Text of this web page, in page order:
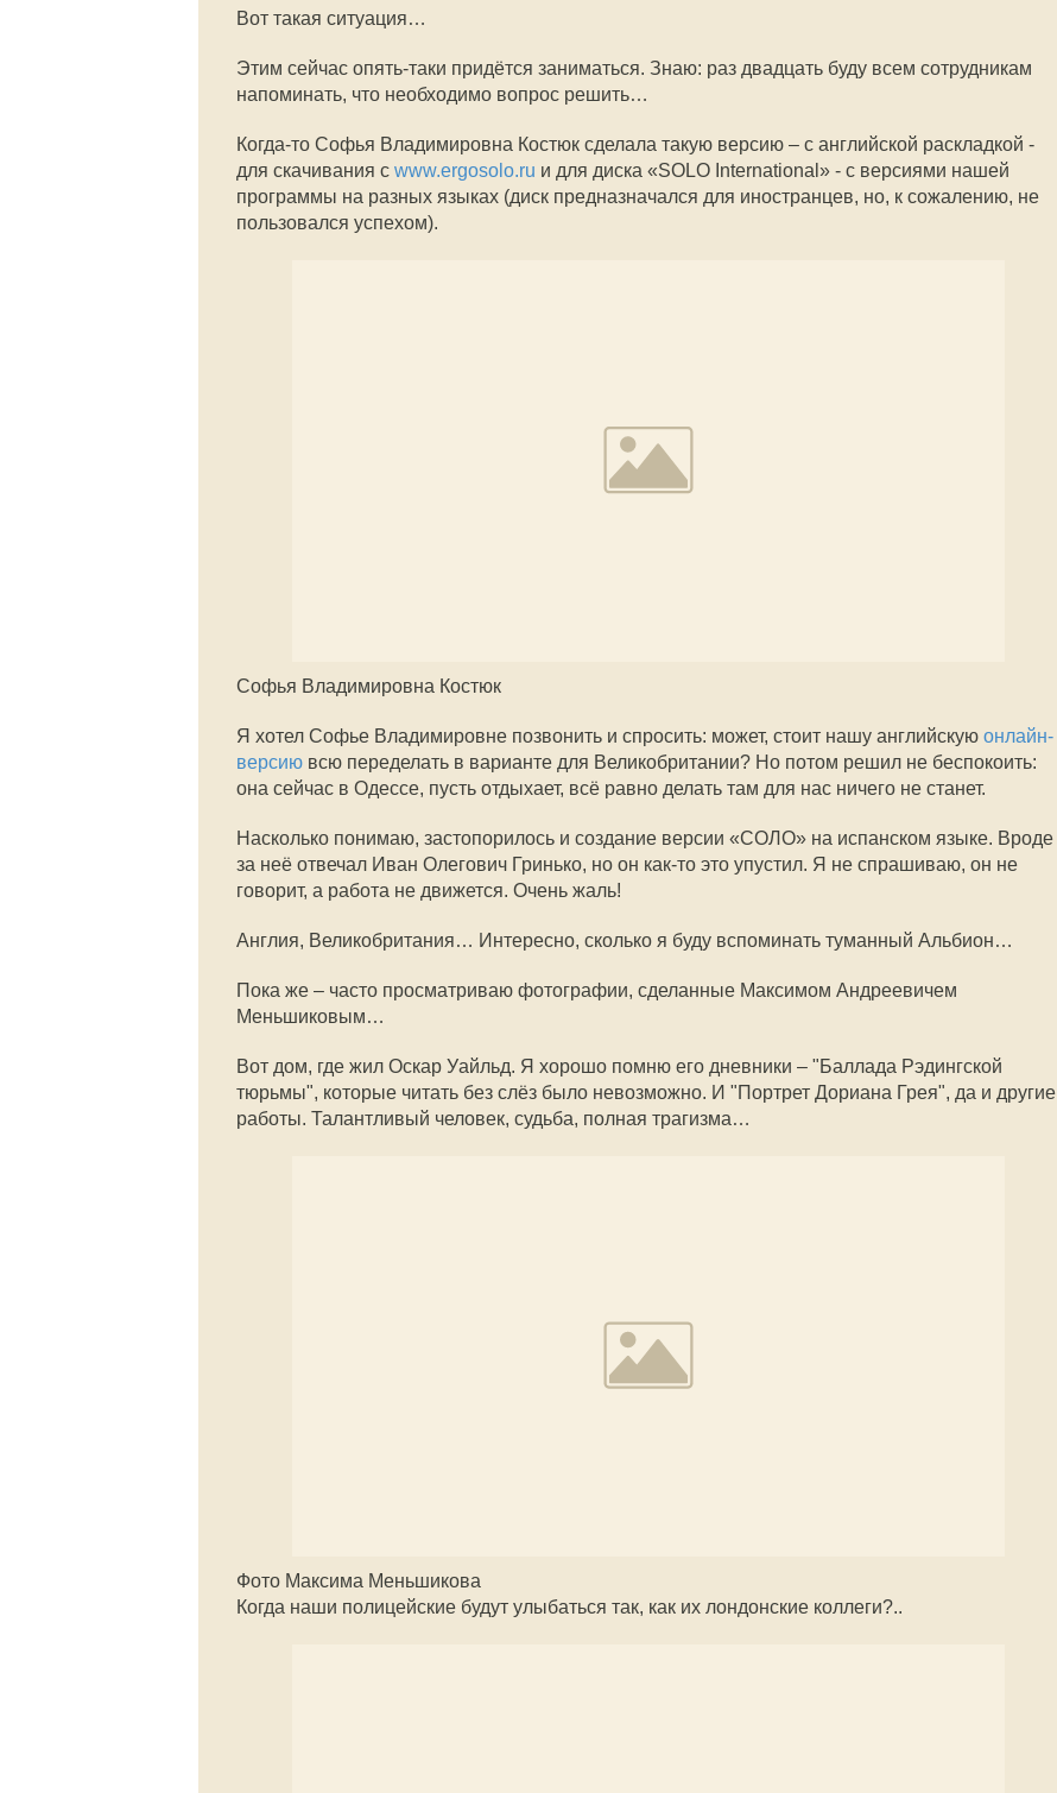
Вот такая ситуация…
Этим сейчас опять-таки придётся заниматься. Знаю: раз двадцать буду всем сотрудникам
напоминать, что необходимо вопрос решить…
Когда-то Софья Владимировна Костюк сделала такую версию – с английской раскладкой -
для скачивания с www.ergosolo.ru и для диска «SOLO International» - с версиями нашей
программы на разных языках (диск предназначался для иностранцев, но, к сожалению, не
пользовался успехом).
Софья Владимировна Костюк
Я хотел Софье Владимировне позвонить и спросить: может, стоит нашу английскую онлайн-
версию всю переделать в варианте для Великобритании? Но потом решил не беспокоить:
она сейчас в Одессе, пусть отдыхает, всё равно делать там для нас ничего не станет.
Насколько понимаю, застопорилось и создание версии «СОЛО» на испанском языке. Вроде
за неё отвечал Иван Олегович Гринько, но он как-то это упустил. Я не спрашиваю, он не
говорит, а работа не движется. Очень жаль!
Англия, Великобритания… Интересно, сколько я буду вспоминать туманный Альбион…
Пока же – часто просматриваю фотографии, сделанные Максимом Андреевичем
Меньшиковым…
Вот дом, где жил Оскар Уайльд. Я хорошо помню его дневники – "Баллада Рэдингской
тюрьмы", которые читать без слёз было невозможно. И "Портрет Дориана Грея", да и другие
работы. Талантливый человек, судьба, полная трагизма…
Фото Максима Меньшикова
Когда наши полицейские будут улыбаться так, как их лондонские коллеги?..